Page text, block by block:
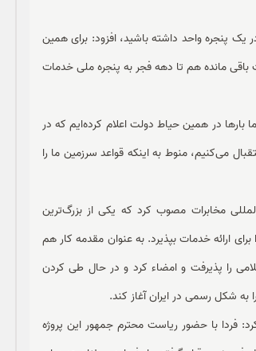
یک پنجره واحد داشته باشید، افزود: برای همین
با همکاری همه دستگاه‌ها این حدود 30 درصد خدمت باقی مانده هم تا دهه فجر به پنجره ملی خدمات
بارها در همین حیاط دولت اعلام کرده‌ایم که در
می‌کنیم، منوط به اینکه قواعد سرزمین ما را
مخابرات مصوب کرد که یکی از بزرگ‌ترین
ارائه خدمات بپذیرد. به عنوان مقدمه کار هم
را پذیرفت و امضاء کرد و در حال طی کردن
به شکل رسمی در ایران آغاز کند.
فردا با حضور ریاست محترم جمهور این پروژه